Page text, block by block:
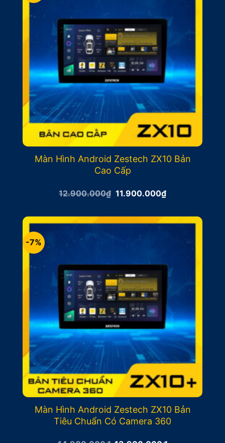
Màn Hình Android Zestech ZX10 Bản
Cao Cấp
12.900.000₫ Giá
12.900.000₫.
11.900.000₫Giá
hiện
là:
11.900.000₫.
-7%
Màn Hình Android Zestech ZX10 Bản
Tiêu Chuẩn Có Camera 360